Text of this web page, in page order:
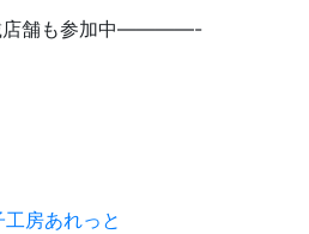
店舗も参加中————-
房あれっと